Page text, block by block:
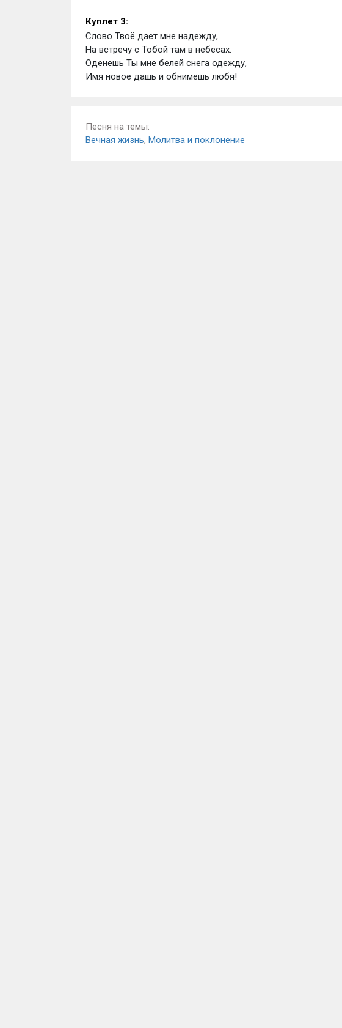
Куплет 3:
Слово Твоё дает мне надежду,
На встречу с Тобой там в небесах.
Оденешь Ты мне белей снега одежду,
Имя новое дашь и обнимешь любя!
Песня на темы:
Вечная жизнь, Молитва и поклонение